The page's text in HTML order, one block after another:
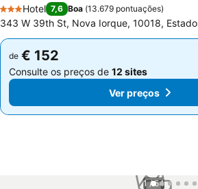
3 Estrelas
Hotel 7,6 Boa (13.679 pontuações)
343 W 39th St, Nova Iorque, 10018,
de € 152
Consulte os preços de 12 sites
Ver preços
de € 152
Consulte os preços de 12 sites
Ver preços
1 / 54